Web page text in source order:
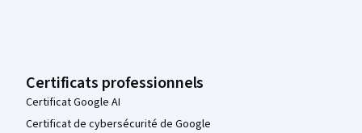
Certificats professionnels
Certificat Google AI
Certificat de cybersécurité de Google